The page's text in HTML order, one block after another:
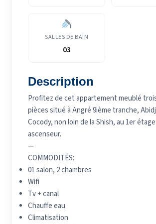
SALLES DE BAIN
03
Description
Profitez de cet appartement meublé
pièces situé à Angré 9ième tranche,
Cocody, non loin de la Shish, au 1er
ascenseur.
—
COMMODITÉS:
01 salon, 2 chambres
Wifi
Tv + canal
Chauffe eau
Climatisation